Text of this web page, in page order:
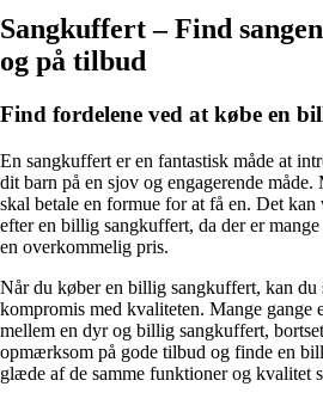
Sangkuffert – Find
og på tilbud
Find fordelene ved at købe en
En sangkuffert er en fantastisk måde at
dit barn på en sjov og engagerende
skal betale en formue for at få en. Det
efter en billig sangkuffert, da der er
en overkommelig pris.
Når du køber en billig sangkuffert, kan du
kompromis med kvaliteten. Mange gange
mellem en dyr og billig sangkuffert,
opmærksom på gode tilbud og finde en
glæde af de samme funktioner og kvalitet